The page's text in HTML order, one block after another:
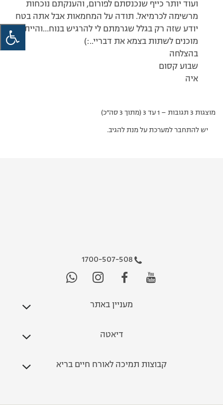
ועוד יותר כייף שנכנסתם לפורום, והענקתם נוכחות
מרשימה לכרמיאל. תודה על המחמאות אבל אתה בטח
יודע שזה רק בגלל שגרמתם לי להרגיש בנוח…והייתם
מוכנים לשתות בצמא את דבריי..:)
בהצלחה
שבוע קסום
איה
מוצגות 3 תגובות – 1 עד 3 (מתוך 3 סה״כ)
יש להתחבר למערכת על מנת להגיב.
1700-507-508
מעניין באתר
דיאטה
קבוצות תמיכה לאורח חיים בריא